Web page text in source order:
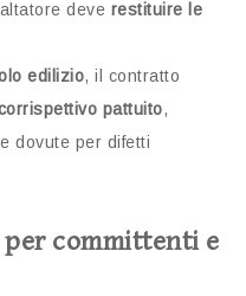
deve restituire le
edilizio, il contratto
pattuito,
dovute per difetti
committenti e